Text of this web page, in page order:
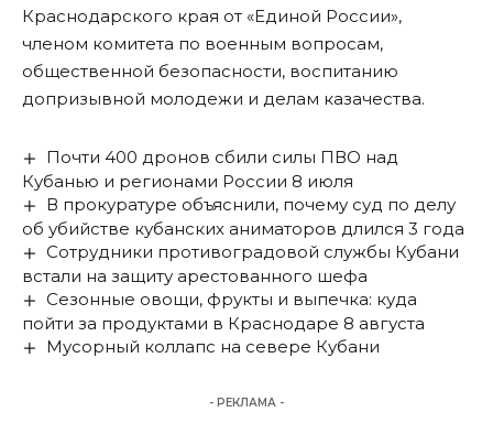
Краснодарского края от «Единой России»,
членом комитета по военным вопросам,
общественной безопасности, воспитанию
допризывной молодежи и делам казачества.
Почти 400 дронов сбили силы ПВО над
Кубанью и регионами России 8 июля
В прокуратуре объяснили, почему суд по делу
об убийстве кубанских аниматоров длился 3 года
Сотрудники противоградовой службы Кубани
встали на защиту арестованного шефа
Сезонные овощи, фрукты и выпечка: куда
пойти за продуктами в Краснодаре 8 августа
Мусорный коллапс на севере Кубани
- РЕКЛАМА -